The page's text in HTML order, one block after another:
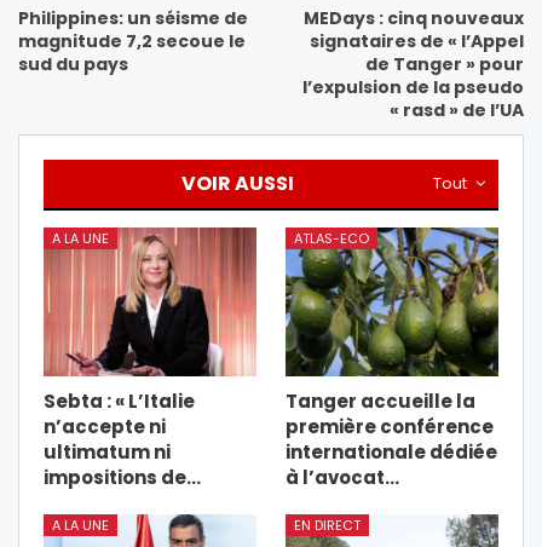
Philippines: un séisme de
magnitude 7,2 secoue le
sud du pays
MEDays : cinq nouveaux
signataires de « l’Appel
de Tanger » pour
l’expulsion de la pseudo
« rasd » de l’UA
Tout
VOIR AUSSI
A LA UNE
Sebta : « L’Italie
n’accepte ni
ultimatum ni
impositions de…
ATLAS-ECO
Tanger accueille la
première conférence
internationale dédiée
à l’avocat…
A LA UNE EN DIRECT